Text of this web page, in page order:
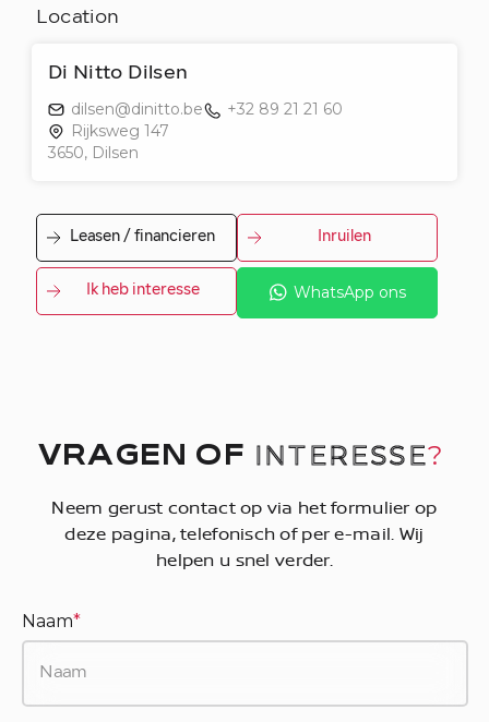
Location
Di Nitto Dilsen
dilsen@dinitto.be
+32 89 21 21 60
Rijksweg 147
3650, Dilsen
Leasen / financieren Inruilen
Ik heb interesse WhatsApp ons
VRAGEN OF INTERESSE?
Neem gerust contact op via het formulier op
deze pagina, telefonisch of per e-mail. Wij
helpen u snel verder.
Naam*